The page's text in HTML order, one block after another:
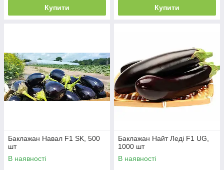
Купити Купити
Баклажан Навал F1 SK, 500
шт
В наявності
Баклажан Найт Леді F1 UG,
1000 шт
В наявності